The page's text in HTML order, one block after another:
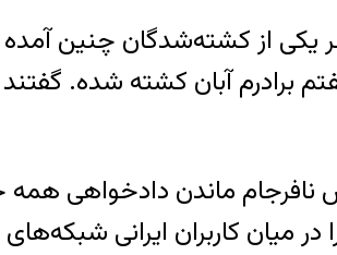
یکی از کشته‌شدگان چنین
ماندن دادخواهی‌
کاربران ایرانی